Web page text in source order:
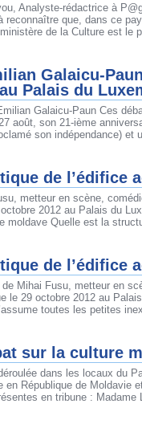
Analyste-rédactrice à
reconnaître que, dans ce
ministère de la Culture est
Galaicu-
Palais du
Galaicu-Paun Ces
août, son 21-ième
son indépendance) et
de l’édifice
metteur en scène,
2012 au Palais du
moldave Quelle est la
de l’édifice
Mihai Fusu, metteur en
le 29 octobre 2012 au
toutes les petites
sur la culture
dans les locaux du
en République de Moldavie
en tribune :